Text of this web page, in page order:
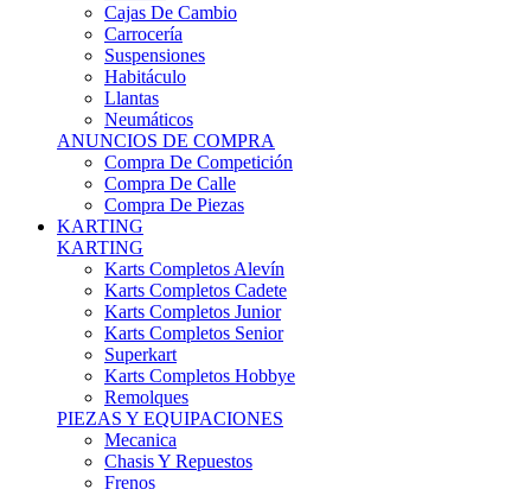
Cajas De Cambio
Carrocería
Suspensiones
Habitáculo
Llantas
Neumáticos
ANUNCIOS DE COMPRA
Compra De Competición
Compra De Calle
Compra De Piezas
KARTING
KARTING
Karts Completos Alevín
Karts Completos Cadete
Karts Completos Junior
Karts Completos Senior
Superkart
Karts Completos Hobbye
Remolques
PIEZAS Y EQUIPACIONES
Mecanica
Chasis Y Repuestos
Frenos